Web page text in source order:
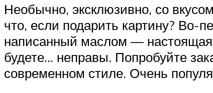
Необычно, эксклюзивно, со
что, если подарить картину? Во-
написанный маслом — настоящая
будете… неправы. Попробуйте
современном стиле. Очень